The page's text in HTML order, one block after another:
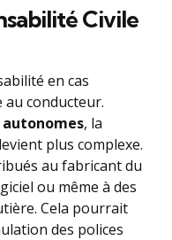
Civile
en cas
au conducteur.
, la
plus complexe.
au fabricant du
ou même à des
Cela pourrait
des polices